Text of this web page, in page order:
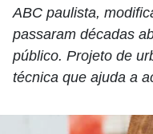
ABC paulista,
passaram décadas
público. Projeto de
técnica que ajuda a